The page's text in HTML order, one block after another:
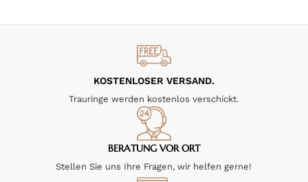
KOSTENLOSER VERSAND.
Trauringe werden kostenlos verschickt.
BERATUNG VOR ORT
Stellen Sie uns Ihre Fragen, wir helfen gerne!